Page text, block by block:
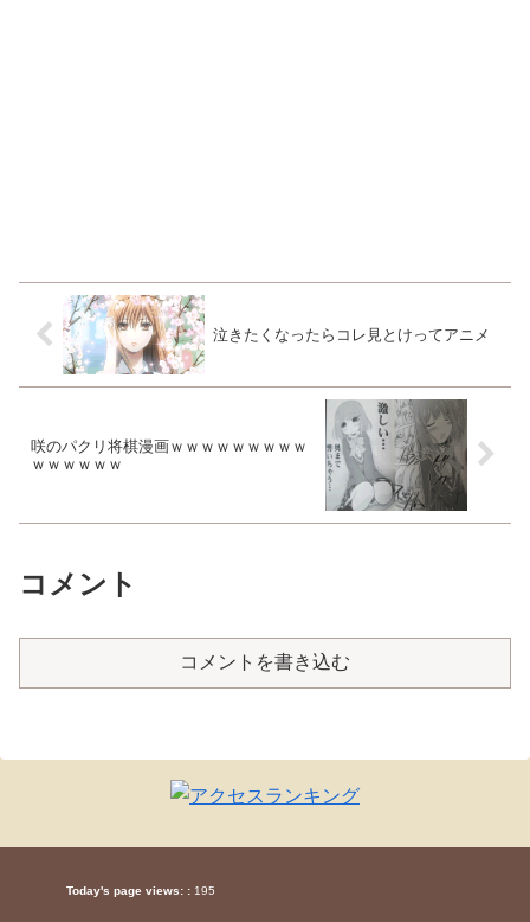
泣きたくなったらコレ見とけってアニメ
咲のパクリ将棋漫画ｗｗｗｗｗｗｗｗｗ
ｗｗｗｗｗｗ
コメント
コメントを書き込む
Today's page views: : 195